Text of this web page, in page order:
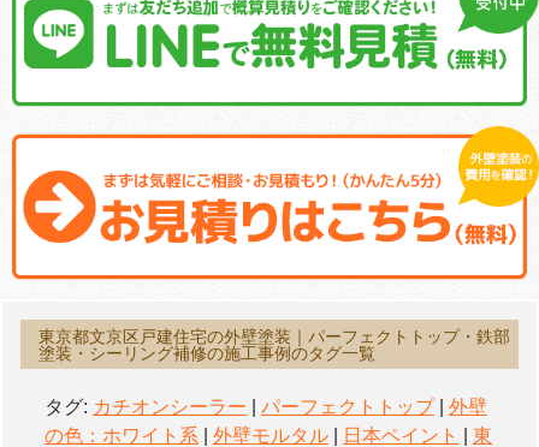
東京都文京区戸建住宅の外壁塗装｜パーフェクトトップ・鉄部
塗装・シーリング補修の施工事例のタグ一覧
タグ: カチオンシーラー パーフェクトトップ| 外壁
の色：ホワイト系
外壁モルタル 日本ペイント
東